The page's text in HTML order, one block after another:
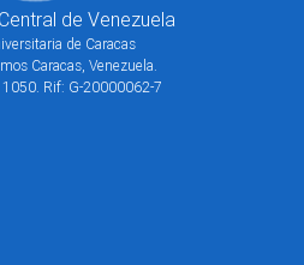
de Venezuela
de Caracas
Caracas, Venezuela.
1050. Rif: G-20000062-7